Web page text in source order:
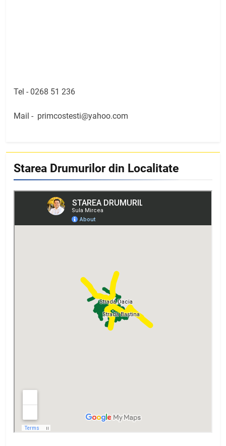
Tel - 0268 51 236
Mail - primcostesti@yahoo.com
Starea Drumurilor din Localitate